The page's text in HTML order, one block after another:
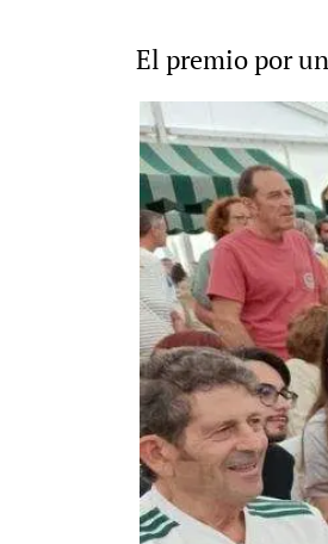
El premio por